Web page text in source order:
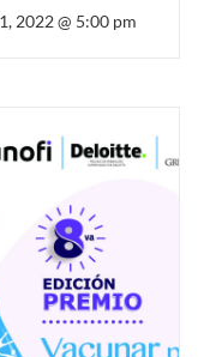
2022 @ 5:00 pm